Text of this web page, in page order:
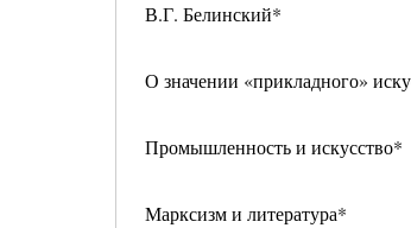
В.Г. Белинский*
О значении «прикладного»
Промышленность и искусство*
Марксизм и литература*